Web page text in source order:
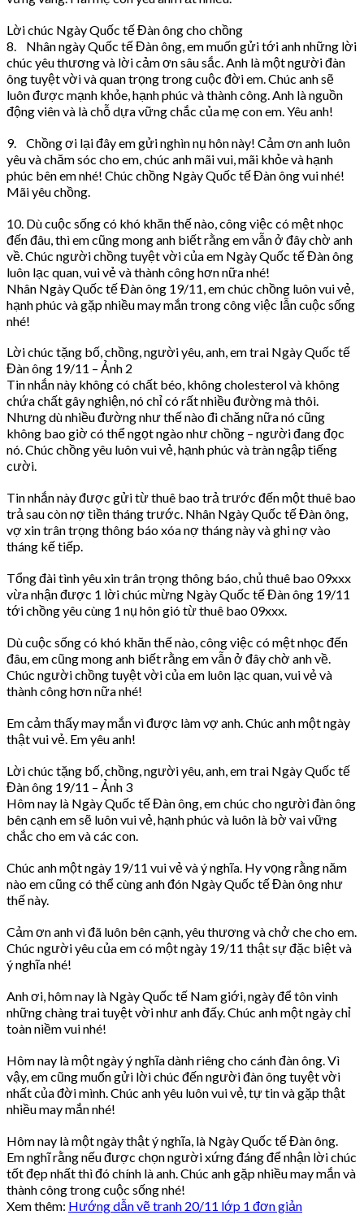
Lời chúc Ngày Quốc tế Đàn ông cho chồng
8. Nhân ngày Quốc tế Đàn ông, em muốn gửi tới anh những lời
chúc yêu thương và lời cảm ơn sâu sắc. Anh là một người đàn
ông tuyệt vời và quan trọng trong cuộc đời em. Chúc anh sẽ
luôn được mạnh khỏe, hạnh phúc và thành công. Anh là nguồn
động viên và là chỗ dựa vững chắc của mẹ con em. Yêu anh!
9. Chồng ơi lại đây em gửi nghìn nụ hôn này! Cảm ơn anh luôn
yêu và chăm sóc cho em, chúc anh mãi vui, mãi khỏe và hạnh
phúc bên em nhé! Chúc chồng Ngày Quốc tế Đàn ông vui nhé!
Mãi yêu chồng.
10. Dù cuộc sống có khó khăn thế nào, công việc có mệt nhọc
đến đâu, thì em cũng mong anh biết rằng em vẫn ở đây chờ anh
về. Chúc người chồng tuyệt vời của em Ngày Quốc tế Đàn ông
luôn lạc quan, vui vẻ và thành công hơn nữa nhé!
Nhân Ngày Quốc tế Đàn ông 19/11, em chúc chồng luôn vui vẻ,
hạnh phúc và gặp nhiều may mắn trong công việc lẫn cuộc sống
nhé!
Lời chúc tặng bố, chồng, người yêu, anh, em trai Ngày Quốc tế
Đàn ông 19/11 – Ảnh 2
Tin nhắn này không có chất béo, không cholesterol và không
chứa chất gây nghiện, nó chỉ có rất nhiều đường mà thôi.
Nhưng dù nhiều đường như thế nào đi chăng nữa nó cũng
không bao giờ có thể ngọt ngào như chồng – người đang đọc
nó. Chúc chồng yêu luôn vui vẻ, hạnh phúc và tràn ngập tiếng
cười.
Tin nhắn này được gửi từ thuê bao trả trước đến một thuê bao
trả sau còn nợ tiền tháng trước. Nhân Ngày Quốc tế Đàn ông,
vợ xin trân trọng thông báo xóa nợ tháng này và ghi nợ vào
tháng kế tiếp.
Tổng đài tình yêu xin trân trọng thông báo, chủ thuê bao 09xxx
vừa nhận được 1 lời chúc mừng Ngày Quốc tế Đàn ông 19/11
tới chồng yêu cùng 1 nụ hôn gió từ thuê bao 09xxx.
Dù cuộc sống có khó khăn thế nào, công việc có mệt nhọc đến
đâu, em cũng mong anh biết rằng em vẫn ở đây chờ anh về.
Chúc người chồng tuyệt vời của em luôn lạc quan, vui vẻ và
thành công hơn nữa nhé!
Em cảm thấy may mắn vì được làm vợ anh. Chúc anh một ngày
thật vui vẻ. Em yêu anh!
Lời chúc tặng bố, chồng, người yêu, anh, em trai Ngày Quốc tế
Đàn ông 19/11 – Ảnh 3
Hôm nay là Ngày Quốc tế Đàn ông, em chúc cho người đàn ông
bên cạnh em sẽ luôn vui vẻ, hạnh phúc và luôn là bờ vai vững
chắc cho em và các con.
Chúc anh một ngày 19/11 vui vẻ và ý nghĩa. Hy vọng rằng năm
nào em cũng có thể cùng anh đón Ngày Quốc tế Đàn ông như
thế này.
Cảm ơn anh vì đã luôn bên cạnh, yêu thương và chở che cho em.
Chúc người yêu của em có một ngày 19/11 thật sự đặc biệt và
ý nghĩa nhé!
Anh ơi, hôm nay là Ngày Quốc tế Nam giới, ngày để tôn vinh
những chàng trai tuyệt vời như anh đấy. Chúc anh một ngày chỉ
toàn niềm vui nhé!
Hôm nay là một ngày ý nghĩa dành riêng cho cánh đàn ông. Vì
vậy, em cũng muốn gửi lời chúc đến người đàn ông tuyệt vời
nhất của đời mình. Chúc anh yêu luôn vui vẻ, tự tin và gặp thật
nhiều may mắn nhé!
Hôm nay là một ngày thật ý nghĩa, là Ngày Quốc tế Đàn ông.
Em nghĩ rằng nếu được chọn người xứng đáng để nhận lời chúc
tốt đẹp nhất thì đó chính là anh. Chúc anh gặp nhiều may mắn và
thành công trong cuộc sống nhé!
Xem thêm: Hướng dẫn vẽ tranh 20/11 lớp 1 đơn giản